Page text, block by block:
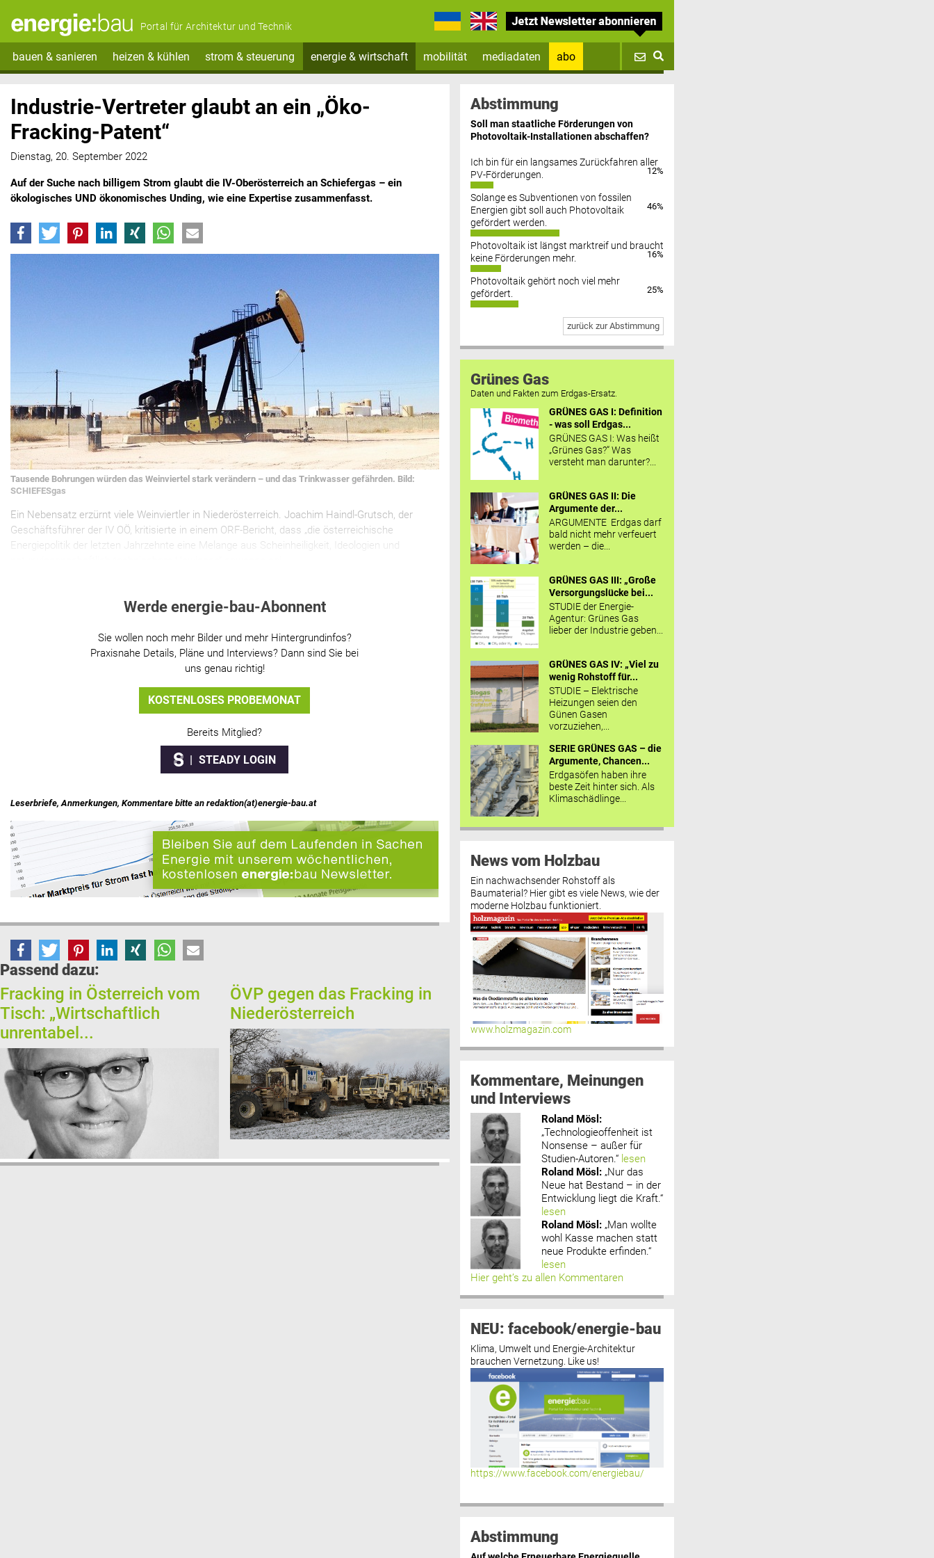
Portal für Architektur und Technik
bauen & sanieren heizen & kühlen strom & steuerung energie & wirtschaft mobilität mediadaten
abo
Datenschutz FAQs
Industrie-Vertreter glaubt an ein „Öko-
Fracking-Patent“
Dienstag, 20. September 2022
Auf der Suche nach billigem Strom glaubt die IV-Oberösterreich an Schiefergas – ein
ökologisches UND ökonomisches Unding, wie eine Expertise zusammenfasst.
Tausende Bohrungen würden das Weinviertel stark verändern – und das Trinkwasser gefährden. Bild:
SCHIEFESgas
Ein Nebensatz erzürnt viele Weinviertler in Niederösterreich. Joachim Haindl-Grutsch, der
Geschäftsführer der IV OÖ, kritisierte in einem ORF-Bericht, dass „die österreichische
Energiepolitik der letzten Jahrzehnte eine Melange aus Scheinheiligkeit, Ideologien und
Werde energie-bau-Abonnent
Sie wollen noch mehr Bilder und mehr Hintergrundinfos?
Praxisnahe Details, Pläne und Interviews? Dann sind Sie bei
uns genau richtig!
KOSTENLOSES PROBEMONAT
Bereits Mitglied?
STEADY LOGIN
Leserbriefe, Anmerkungen, Kommentare bitte an redaktion(at)energie-bau.at
Passend dazu:
Fracking in Österreich vom
Tisch: „Wirtschaftlich
unrentabel...
ÖVP gegen das Fracking in
Niederösterreich
Abstimmung
Soll man staatliche Förderungen von
Photovoltaik-Installationen abschaffen?
Ich bin für ein langsames Zurückfahren aller
PV-Förderungen.
12%
Solange es Subventionen von fossilen
Energien gibt soll auch Photovoltaik
gefördert werden.
46%
Photovoltaik ist längst marktreif und braucht
keine Förderungen mehr.
16%
Photovoltaik gehört noch viel mehr
gefördert.
25%
zurück zur Abstimmung
Grünes Gas
Daten und Fakten zum Erdgas-Ersatz.
GRÜNES GAS I: Definition
- was soll Erdgas...
GRÜNES GAS I: Was heißt
„Grünes Gas?“ Was
versteht man darunter?...
GRÜNES GAS II: Die
Argumente der...
ARGUMENTE Erdgas darf
bald nicht mehr verfeuert
werden – die...
GRÜNES GAS III: „Große
Versorgungslücke bei...
STUDIE der Energie-
Agentur: Grünes Gas
lieber der Industrie geben...
GRÜNES GAS IV: „Viel zu
wenig Rohstoff für...
STUDIE – Elektrische
Heizungen seien den
Günen Gasen
vorzuziehen,...
SERIE GRÜNES GAS – die
Argumente, Chancen...
Erdgasöfen haben ihre
beste Zeit hinter sich. Als
Klimaschädlinge...
News vom Holzbau
Ein nachwachsender Rohstoff als
Baumaterial? Hier gibt es viele News, wie der
moderne Holzbau funktioniert.
www.holzmagazin.com
Kommentare, Meinungen
und Interviews
Roland Mösl :
„Technologieoffenheit ist
Nonsense – außer für
Studien-Autoren.“ lesen
Roland Mösl : „Nur das
Neue hat Bestand – in der
Entwicklung liegt die Kraft.“
lesen
Roland Mösl : „Man wollte
wohl Kasse machen statt
neue Produkte erfinden.“
lesen
Hier geht’s zu allen Kommentaren
NEU: facebook/energie-bau
Klima, Umwelt und Energie-Architektur
brauchen Vernetzung. Like us!
https://www.facebook.com/energiebau/
Abstimmung